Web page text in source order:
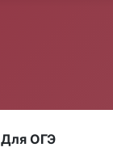
Для ОГЭ